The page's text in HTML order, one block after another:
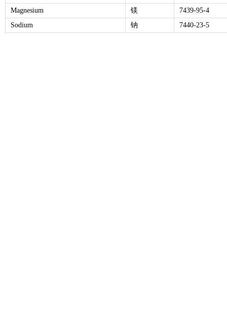
Magnesium
镁
7439-95-4
Sodium
钠 7440-23-5